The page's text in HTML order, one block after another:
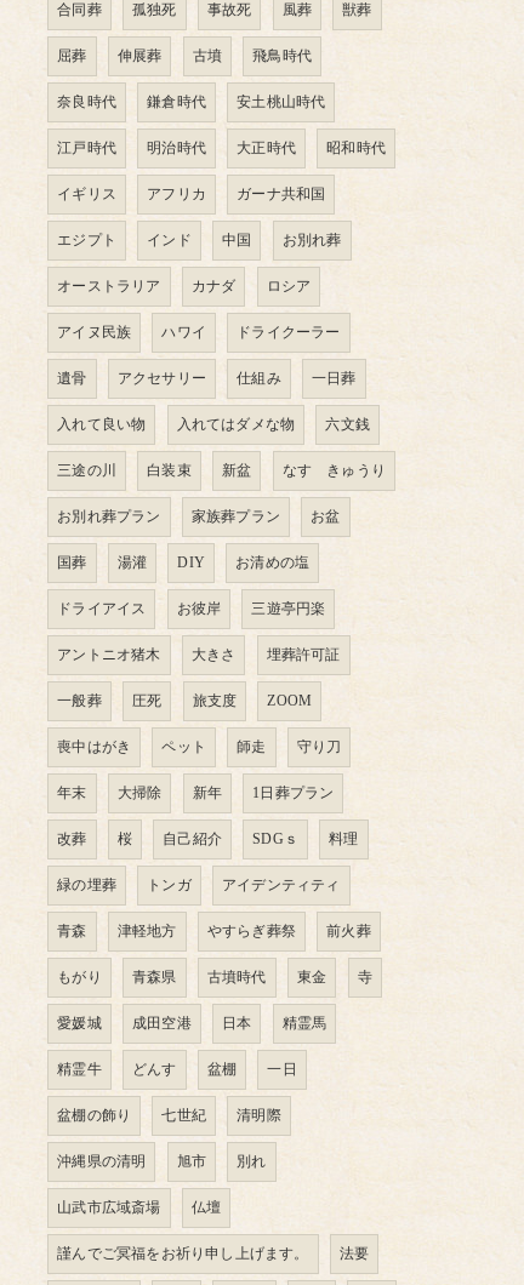
合同葬 孤独死 事故死 風葬 獣葬
屈葬 伸展葬 古墳 飛鳥時代
奈良時代 鎌倉時代 安土桃山時代
江戸時代 明治時代 大正時代 昭和時代
イギリス アフリカ ガーナ共和国
エジプト インド 中国 お別れ葬
オーストラリア カナダ ロシア
アイヌ民族 ハワイ ドライクーラー
遺骨 アクセサリー 仕組み 一日葬
入れて良い物 入れてはダメな物 六文銭
三途の川 白装束 新盆 なす きゅうり
お別れ葬プラン 家族葬プラン お盆
国葬 湯灌 DIY お清めの塩
ドライアイス お彼岸 三遊亭円楽
アントニオ猪木 大きさ 埋葬許可証
一般葬 圧死 旅支度 ZOOM
喪中はがき ペット 師走 守り刀
年末 大掃除 新年 1日葬プラン
改葬 桜 自己紹介 SDGｓ 料理
緑の埋葬 トンガ アイデンティティ
青森 津軽地方 やすらぎ葬祭 前火葬
もがり 青森県 古墳時代 東金 寺
愛媛城 成田空港 日本 精霊馬
精霊牛 どんす 盆棚 一日
盆棚の飾り 七世紀 清明際
沖縄県の清明 旭市 別れ
山武市広域斎場 仏壇
謹んでご冥福をお祈り申し上げます。 法要